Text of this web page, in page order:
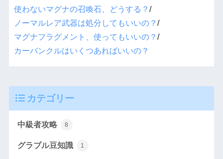
使わないマグナの召喚石、どうする？ /
ノーマルレア武器は処分してもいいの？ /
マグナフラグメント、使ってもいいの？ /
カーバンクルはいくつあればいいの？
カテゴリー
中級者攻略 8
グラブル豆知識 1